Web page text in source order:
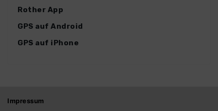
Rother App
GPS auf Android
GPS auf iPhone
Impressum